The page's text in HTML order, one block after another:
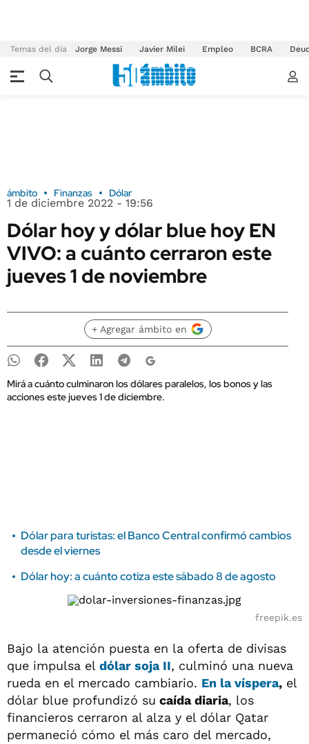
Temas del día Jorge Messi Javier Milei Empleo BCRA
ámbito Finanzas Dólar
1 de diciembre 2022 - 19:56
Dólar hoy y dólar blue hoy EN
VIVO: a cuánto cerraron este
jueves 1 de noviembre
+ Agregar ámbito en
Mirá a cuánto culminaron los dólares paralelos, los bonos y las
acciones este jueves 1 de diciembre.
Dólar para turistas: el Banco Central confirmó cambios
desde el viernes
Dólar hoy: a cuánto cotiza este sábado 8 de agosto
freepik.es
Bajo la atención puesta en la oferta de divisas
que impulsa el dólar soja II, culminó una nueva
rueda en el mercado cambiario. En la víspera, el
dólar blue profundizó su caída diaria, los
financieros cerraron al alza y el dólar Qatar
permaneció cómo el más caro del mercado,